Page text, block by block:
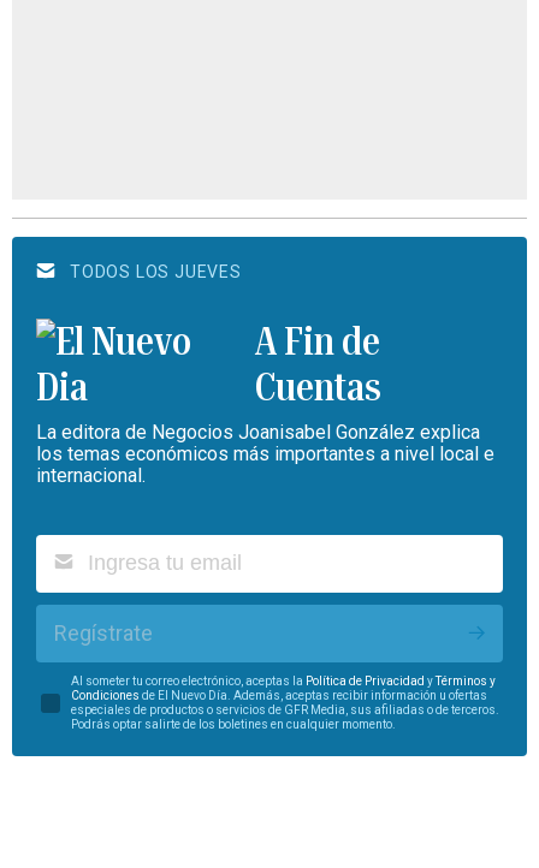
TODOS LOS JUEVES
A Fin de
Cuentas
La editora de Negocios Joanisabel González explica
los temas económicos más importantes a nivel local e
internacional.
Regístrate
Al someter tu correo electrónico, aceptas la Política de Privacidad yTérminos y
Condiciones de El Nuevo Día. Además, aceptas recibir información u ofertas
especiales de productos o servicios de GFR Media, sus afiliadas o de terceros.
Podrás optar salirte de los boletines en cualquier momento.